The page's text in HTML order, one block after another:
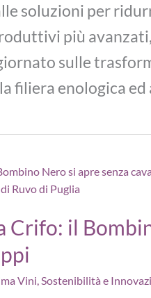
soluzioni per
più
sulle
filiera enologica ed
Crifo: il
Vini,Sostenibilità e